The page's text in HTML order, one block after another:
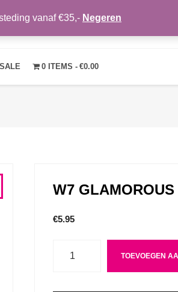
NIEUWS CONTACT MIJN ACCOUNT
SALE 0 ITEMS €0.00
W7
€5.95
TOEVOEGEN
vanaf €35,- Negeren